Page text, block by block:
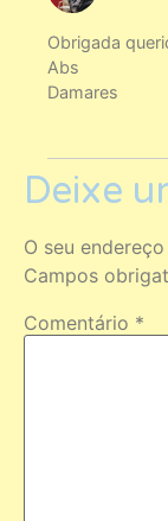
Obrigada
Abs
Damares
Deixe
O seu
Campos
Comentário *